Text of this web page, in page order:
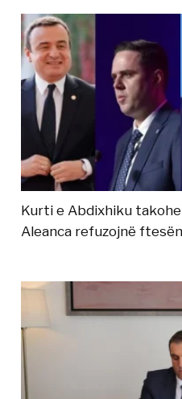
Kurti e Abdixhiku
Aleanca refuzojnë ftesën